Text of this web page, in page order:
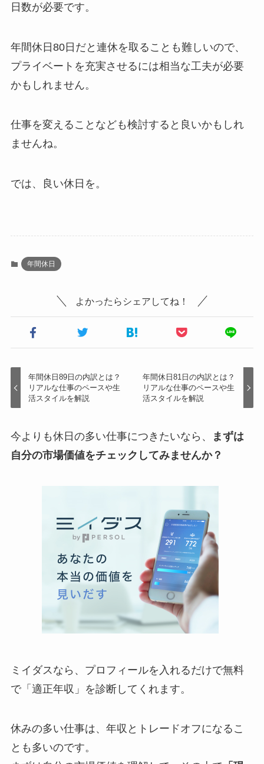
日数が必要です。
年間休日80日だと連休を取ることも難しいので、
プライベートを充実させるには相当な工夫が必要
かもしれません。
仕事を変えることなども検討すると良いかもしれ
ませんね。
では、良い休日を。
年間休日
よかったらシェアしてね！
年間休日89日の内訳とは？
リアルな仕事のペースや生
活スタイルを解説
年間休日81日の内訳とは？
リアルな仕事のペースや生
活スタイルを解説
今よりも休日の多い仕事につきたいなら、
まずは
自分の市場価値をチェックしてみませんか？
ミイダスなら、プロフィールを入れるだけで無料
で「適正年収」を診断してくれます。
休みの多い仕事は、年収とトレードオフになるこ
とも多いのです。